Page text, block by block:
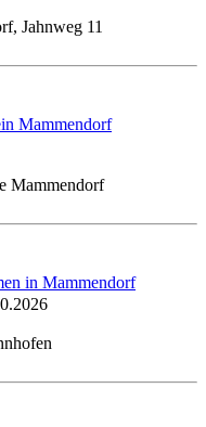
Jahnweg 11
Mammendorf
Mammendorf
in Mammendorf